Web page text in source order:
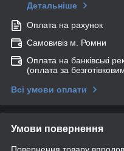
Детальніше
Оплата на рахунок
Самовивіз м. Ромни
Оплата на банківські
(оплата за
Всі умови оплати
Умови повернення